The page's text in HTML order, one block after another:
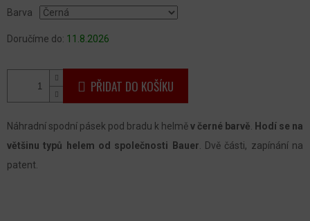
Barva
Doručíme do: 11.8.2026
PŘIDAT DO KOŠÍKU
Náhradní spodní pásek pod bradu k helměv černé barvě
Hodí se na
většinu typů helem od společnosti Bauer . Dvě části, zapínání na
patent.